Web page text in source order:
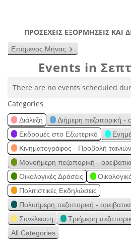
ΠΡΟΣΕΧΕΙΣ ΕΞΟΡΜΗΣΕΙΣ ΚΑΙ
Επόμενος Μήνας
Events in
There are no events scheduled
Categories
Διάλεξη
Διήμερη πεζοπορική -
Εκδρομές στο Εξωτερικό
Κινηματογράφος - Προβολή ταινιών
Μονοήμερη πεζοπορική -
Οικολογικές Δράσεις
Πολιτιστικές Εκδηλώσεις
Πολυήμερη πεζοπορική -
Συνέλευση
Τριήμερη
All Categories